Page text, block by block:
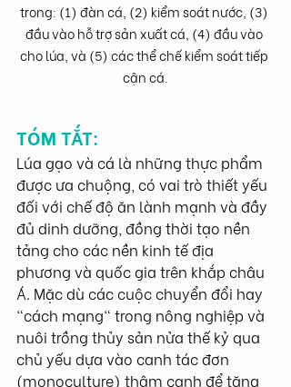
trong: (1) đàn cá, (2) kiểm soát nước, (3)
đầu vào hỗ trợ sản xuất cá, (4) đầu vào
cho lúa, và (5) các thể chế kiểm soát tiếp
cận cá.
TÓM TẮT:
Lúa gạo và cá là những thực phẩm
được ưa chuộng, có vai trò thiết yếu
đối với chế độ ăn lành mạnh và đầy
đủ dinh dưỡng, đồng thời tạo nền
tảng cho các nền kinh tế địa
phương và quốc gia trên khắp châu
Á. Mặc dù các cuộc chuyển đổi hay
"cách mạng" trong nông nghiệp và
nuôi trồng thủy sản nửa thế kỷ qua
chủ yếu dựa vào canh tác đơn
(monoculture) thâm canh để tăng